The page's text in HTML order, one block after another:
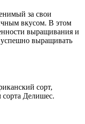
за свои
вкусом. В этом
выращивания и
выращивать
сорт,
Делишес.